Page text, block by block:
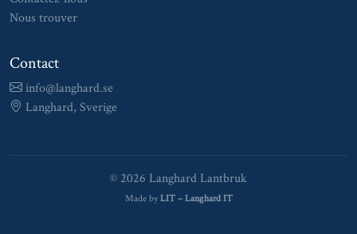
Nous trouver
Contact
info@langhard.se
Langhard, Sverige
© 2026 Langhard Lantbruk
Made by LIT – Langhard IT